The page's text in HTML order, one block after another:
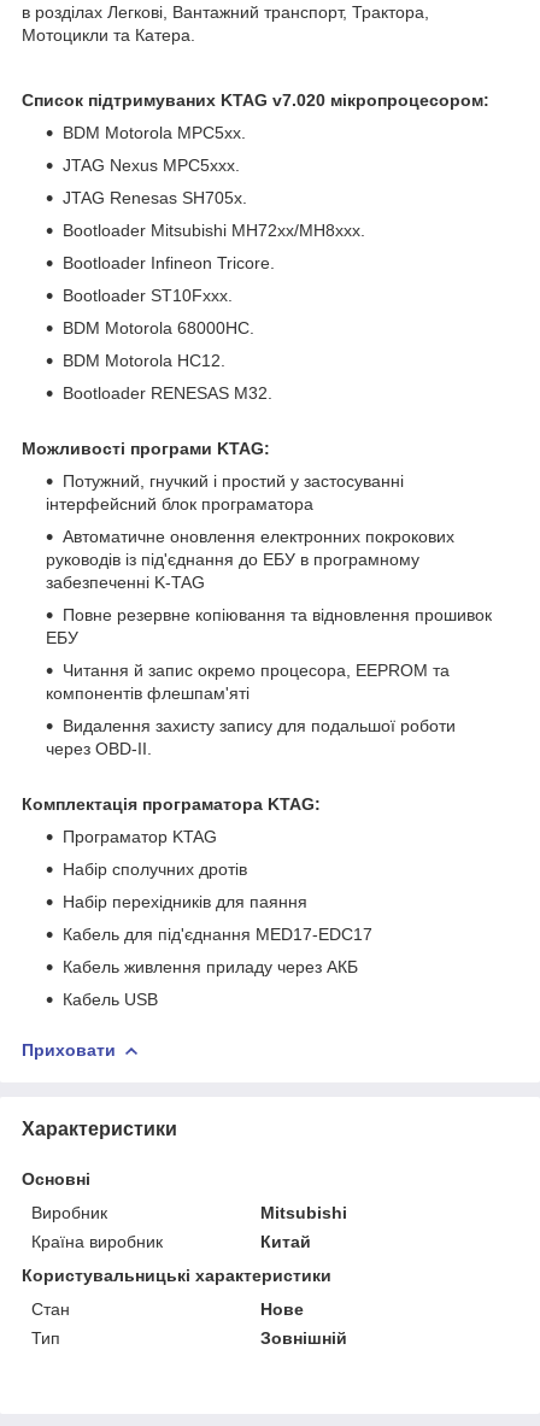
в розділах Легкові, Вантажний транспорт, Трактора,
Мотоцикли та Катера.
Список підтримуваних KTAG v7.020 мікропроцесором:
BDM Motorola MPC5xx.
JTAG Nexus MPC5xxx.
JTAG Renesas SH705x.
Bootloader Mitsubishi MH72xx/MH8xxx.
Bootloader Infineon Tricore.
Bootloader ST10Fxxx.
BDM Motorola 68000HC.
BDM Motorola HC12.
Bootloader RENESAS M32.
Можливості програми KTAG:
Потужний, гнучкий і простий у застосуванні
інтерфейсний блок програматора
Автоматичне оновлення електронних покрокових
руководів із під'єднання до ЕБУ в програмному
забезпеченні K-TAG
Повне резервне копіювання та відновлення прошивок
ЕБУ
Читання й запис окремо процесора, EEPROM та
компонентів флешпам'яті
Видалення захисту запису для подальшої роботи
через OBD-II.
Комплектація програматора KTAG:
Програматор KTAG
Набір сполучних дротів
Набір перехідників для паяння
Кабель для під'єднання MED17-EDC17
Кабель живлення приладу через АКБ
Кабель USB
Приховати
Характеристики
Основні
Виробник
Mitsubishi
Країна виробник
Китай
Користувальницькі характеристики
Стан
Нове
Тип
Зовнішній